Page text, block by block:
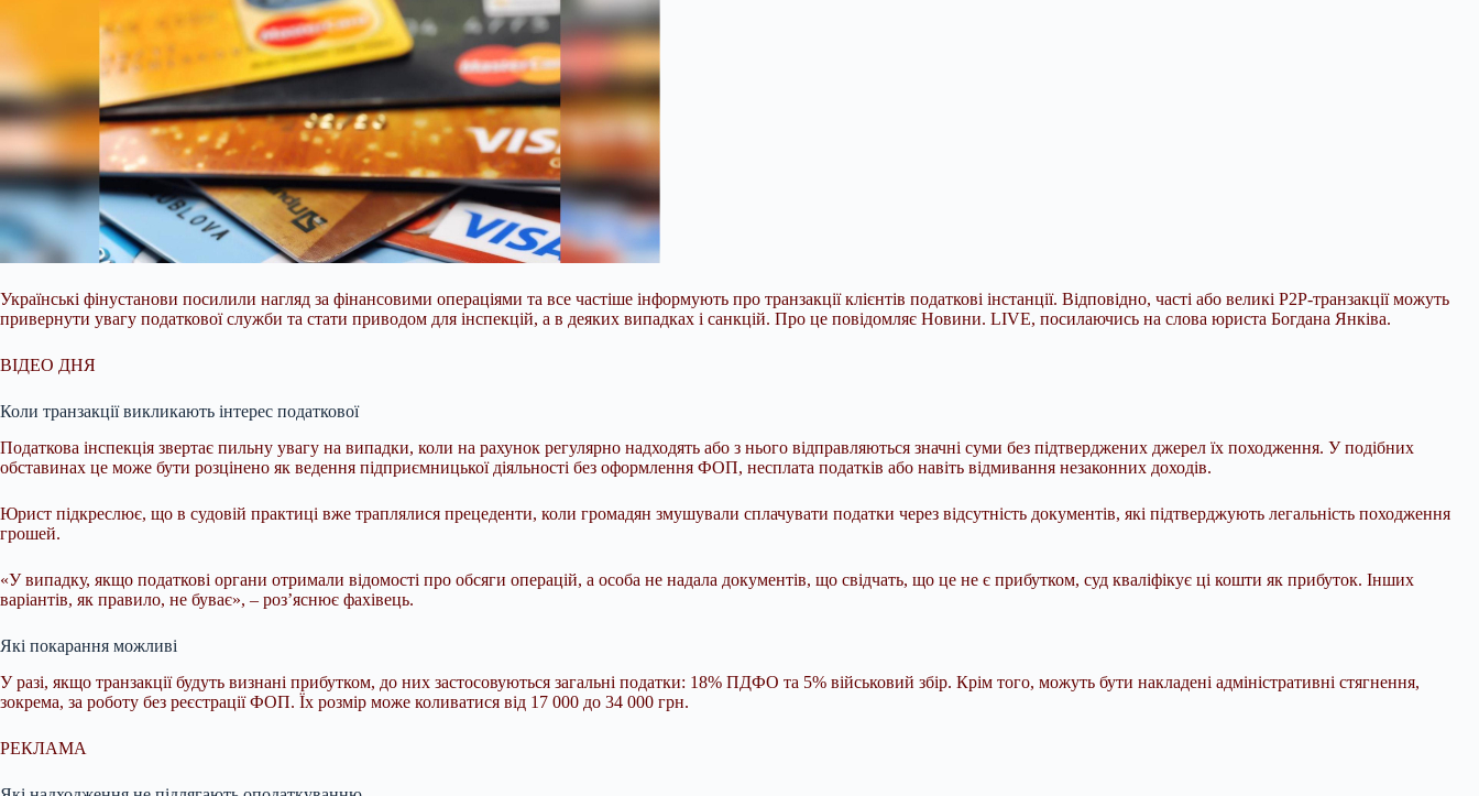
Українські фінустанови посилили нагляд за фінансовими операціями та все частіше інформують про транзакції клієнтів податкові інстанції. Відповідно, часті або великі P2P-транзакції можуть
привернути увагу податкової служби та стати приводом для інспекцій, а в деяких випадках і санкцій. Про це повідомляє Новини. LIVE, посилаючись на слова юриста Богдана Янківа.
ВІДЕО ДНЯ
Коли транзакції викликають інтерес податкової
Податкова інспекція звертає пильну увагу на випадки, коли на рахунок регулярно надходять або з нього відправляються значні суми без підтверджених джерел їх походження. У подібних
обставинах це може бути розцінено як ведення підприємницької діяльності без оформлення ФОП, несплата податків або навіть відмивання незаконних доходів.
Юрист підкреслює, що в судовій практиці вже траплялися прецеденти, коли громадян змушували сплачувати податки через відсутність документів, які підтверджують легальність походження
грошей.
«У випадку, якщо податкові органи отримали відомості про обсяги операцій, а особа не надала документів, що свідчать, що це не є прибутком, суд кваліфікує ці кошти як прибуток. Інших
варіантів, як правило, не буває», – роз’яснює фахівець.
Які покарання можливі
У разі, якщо транзакції будуть визнані прибутком, до них застосовуються загальні податки: 18% ПДФО та 5% військовий збір. Крім того, можуть бути накладені адміністративні стягнення,
зокрема, за роботу без реєстрації ФОП. Їх розмір може коливатися від 17 000 до 34 000 грн.
РЕКЛАМА